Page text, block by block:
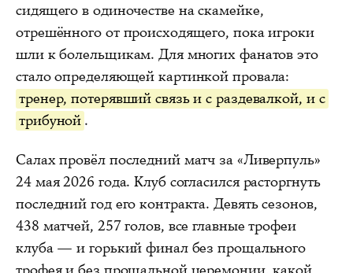
сидящего в одиночестве на скамейке,
отрешённого от происходящего, пока игроки
шли к болельщикам. Для многих фанатов это
стало определяющей картинкой провала:
тренер, потерявший связь и с раздевалкой, и с
трибуной .
Салах провёл последний матч за «Ливерпуль»
24 мая 2026 года. Клуб согласился расторгнуть
последний год его контракта. Девять сезонов,
438 матчей, 257 голов, все главные трофеи
клуба — и горький финал без прощального